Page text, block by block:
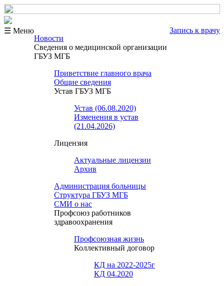
☰ Меню
Запись к врачу
Новости
Сведения о медицинской организации
ГБУЗ МГБ
Приветствие главного врача
Общие сведения
Устав ГБУЗ МГБ
Устав (06.08.2020)
Изменения в устав
(21.04.2026)
Лицензия
Актуальные лицензии
Архив
Администрация больницы
Структура ГБУЗ МГБ
СМИ о нас
Профсоюз работников
здравоохранения
Профсоюзная жизнь
Коллективный договор
КД на 2022-2025г
КД 04.2020